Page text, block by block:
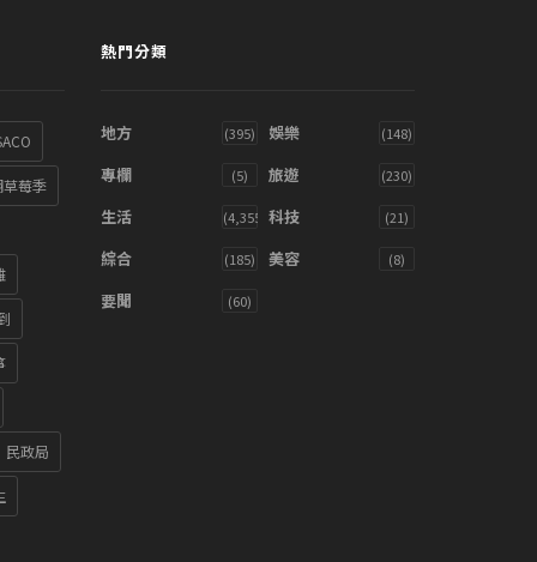
草莓季
民政局
熱門分類
地方 (395) 娛樂 (148)
專欄 (5) 旅遊 (230)
生活 (4,355) 科技 (21)
綜合 (185) 美容 (8)
要聞 (60)